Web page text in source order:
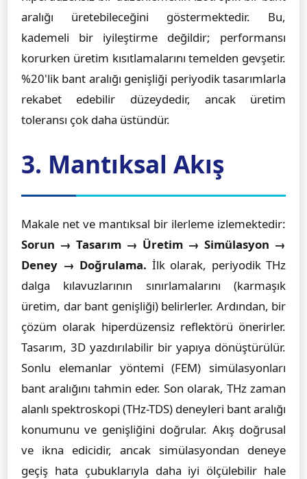
aralığı üretebileceğini göstermektedir. Bu,
kademeli bir iyileştirme değildir; performansı
korurken üretim kısıtlamalarını temelden gevşetir.
%20'lik bant aralığı genişliği periyodik tasarımlarla
rekabet edebilir düzeydedir, ancak üretim
toleransı çok daha üstündür.
3. Mantıksal Akış
Makale net ve mantıksal bir ilerleme izlemektedir:
Sorun → Tasarım → Üretim → Simülasyon →
Deney → Doğrulama. İlk olarak, periyodik THz
dalga kılavuzlarının sınırlamalarını (karmaşık
üretim, dar bant genişliği) belirlerler. Ardından, bir
çözüm olarak hiperdüzensiz reflektörü önerirler.
Tasarım, 3D yazdırılabilir bir yapıya dönüştürülür.
Sonlu elemanlar yöntemi (FEM) simülasyonları
bant aralığını tahmin eder. Son olarak, THz zaman
alanlı spektroskopi (THz-TDS) deneyleri bant aralığı
konumunu ve genişliğini doğrular. Akış doğrusal
ve ikna edicidir, ancak simülasyondan deneye
geçiş hata çubuklarıyla daha iyi ölçülebilir hale